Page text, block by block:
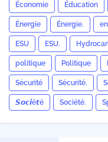
Économie Éducation
Énergie Énergie.
ESU ESU.
politique Politique
Sécurité Sécurité.
𝙎𝙤𝙘𝙞é𝙩é Société.